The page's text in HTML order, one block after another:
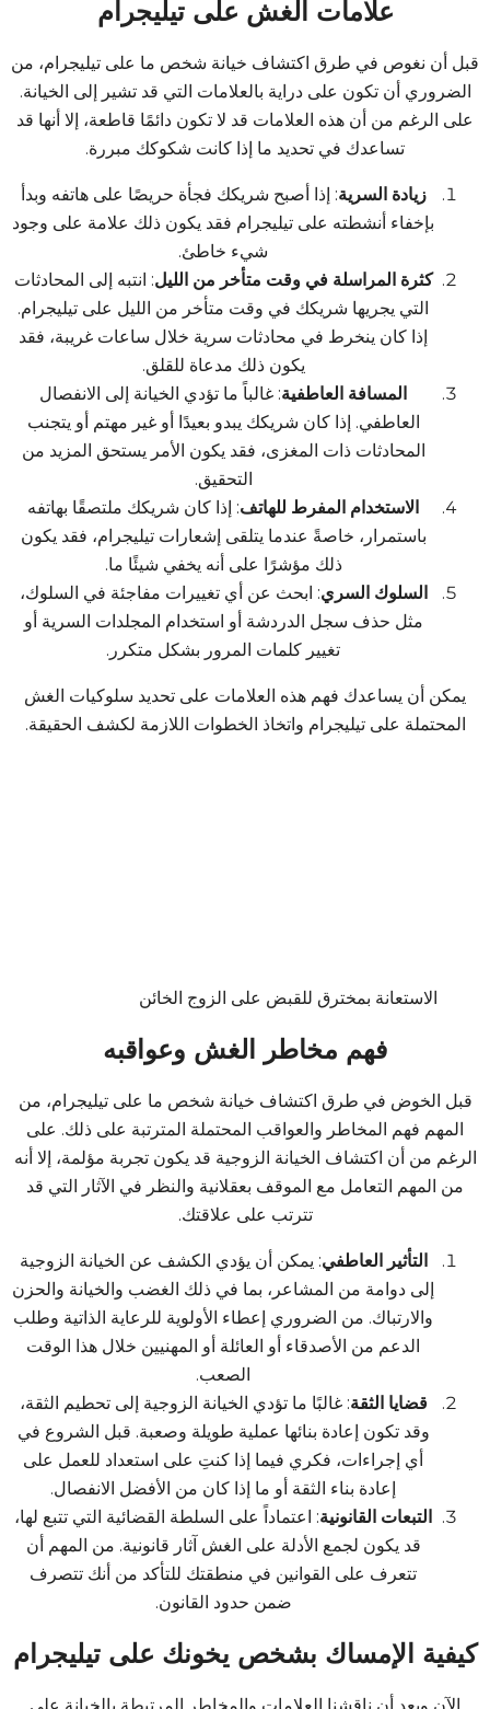
علامات الغش على تيليجرام
قبل أن نغوص في طرق اكتشاف خيانة شخص ما على تيليجرام، من
الضروري أن تكون على دراية بالعلامات التي قد تشير إلى الخيانة.
على الرغم من أن هذه العلامات قد لا تكون دائمًا قاطعة، إلا أنها قد
تساعدك في تحديد ما إذا كانت شكوكك مبررة.
زيادة السرية: إذا أصبح شريكك فجأة حريصًا على هاتفه وبدأ
بإخفاء أنشطته على تيليجرام فقد يكون ذلك علامة على وجود
شيء خاطئ.
كثرة المراسلة في وقت متأخر من الليل: انتبه إلى المحادثات
التي يجريها شريكك في وقت متأخر من الليل على تيليجرام.
إذا كان ينخرط في محادثات سرية خلال ساعات غريبة، فقد
يكون ذلك مدعاة للقلق.
المسافة العاطفية: غالباً ما تؤدي الخيانة إلى الانفصال
العاطفي. إذا كان شريكك يبدو بعيدًا أو غير مهتم أو يتجنب
المحادثات ذات المغزى، فقد يكون الأمر يستحق المزيد من
التحقيق.
الاستخدام المفرط للهاتف: إذا كان شريكك ملتصقًا بهاتفه
باستمرار، خاصةً عندما يتلقى إشعارات تيليجرام، فقد يكون
ذلك مؤشرًا على أنه يخفي شيئًا ما.
السلوك السري: ابحث عن أي تغييرات مفاجئة في السلوك،
مثل حذف سجل الدردشة أو استخدام المجلدات السرية أو
تغيير كلمات المرور بشكل متكرر.
يمكن أن يساعدك فهم هذه العلامات على تحديد سلوكيات الغش
المحتملة على تيليجرام واتخاذ الخطوات اللازمة لكشف الحقيقة.
الاستعانة بمخترق للقبض على الزوج الخائن
فهم مخاطر الغش وعواقبه
قبل الخوض في طرق اكتشاف خيانة شخص ما على تيليجرام، من
المهم فهم المخاطر والعواقب المحتملة المترتبة على ذلك. على
الرغم من أن اكتشاف الخيانة الزوجية قد يكون تجربة مؤلمة، إلا أنه
من المهم التعامل مع الموقف بعقلانية والنظر في الآثار التي قد
تترتب على علاقتك.
التأثير العاطفي: يمكن أن يؤدي الكشف عن الخيانة الزوجية
إلى دوامة من المشاعر، بما في ذلك الغضب والخيانة والحزن
والارتباك. من الضروري إعطاء الأولوية للرعاية الذاتية وطلب
الدعم من الأصدقاء أو العائلة أو المهنيين خلال هذا الوقت
الصعب.
قضايا الثقة: غالبًا ما تؤدي الخيانة الزوجية إلى تحطيم الثقة،
وقد تكون إعادة بنائها عملية طويلة وصعبة. قبل الشروع في
أي إجراءات، فكري فيما إذا كنتِ على استعداد للعمل على
إعادة بناء الثقة أو ما إذا كان من الأفضل الانفصال.
التبعات القانونية: اعتماداً على السلطة القضائية التي تتبع لها،
قد يكون لجمع الأدلة على الغش آثار قانونية. من المهم أن
تتعرف على القوانين في منطقتك للتأكد من أنك تتصرف
ضمن حدود القانون.
كيفية الإمساك بشخص يخونك على تيليجرام